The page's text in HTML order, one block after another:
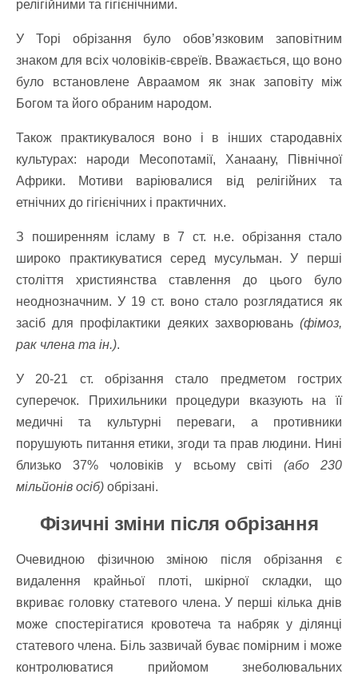
релігійними та гігієнічними.
У Торі обрізання було обов’язковим заповітним
знаком для всіх чоловіків-євреїв. Вважається, що воно
було встановлене Авраамом як знак заповіту між
Богом та його обраним народом.
Також практикувалося воно і в інших стародавніх
культурах: народи Месопотамії, Ханаану, Північної
Африки. Мотиви варіювалися від релігійних та
етнічних до гігієнічних і практичних.
З поширенням ісламу в 7 ст. н.е. обрізання стало
широко практикуватися серед мусульман. У перші
століття християнства ставлення до цього було
неоднозначним. У 19 ст. воно стало розглядатися як
засіб для профілактики деяких захворювань (фімоз,
рак члена та ін.).
У 20-21 ст. обрізання стало предметом гострих
суперечок. Прихильники процедури вказують на її
медичні та культурні переваги, а противники
порушують питання етики, згоди та прав людини. Нині
близько 37% чоловіків у всьому світі (або 230
мільйонів осіб) обрізані.
Фізичні зміни після обрізання
Очевидною фізичною зміною після обрізання є
видалення крайньої плоті, шкірної складки, що
вкриває головку статевого члена. У перші кілька днів
може спостерігатися кровотеча та набряк у ділянці
статевого члена. Біль зазвичай буває помірним і може
контролюватися прийомом знеболювальних